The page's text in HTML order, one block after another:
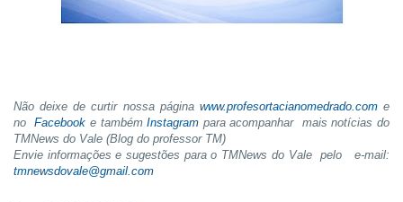
Não deixe de curtir nossa página www.profesortacianomedrado.come
noFacebook e tambémInstagram para acompanhar mais notícias do
TMNews do Vale (Blog do professor TM)
Envie informações e sugestões para o TMNews do Vale pelo e-mail:
tmnewsdovale@gmail.com